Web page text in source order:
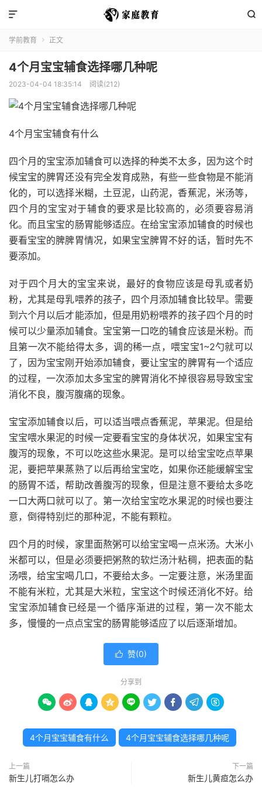


学前教育  正文
4个月宝宝辅食选择哪几种呢
2023-04-04 18:35:14 阅读(212)
4个月宝宝辅食有什么
四个月的宝宝添加辅食可以选择的种类不太多，因为这个时
候宝宝的脾胃还没有完全发育成熟，有些一些食物是不能消
化的，可以选择米糊，土豆泥，山药泥，香蕉泥，米汤等，
四个月的宝宝对于辅食的要求是比较高的，必须要容易消
化。而且宝宝的肠胃能够适应。在给宝宝添加辅食的时候也
要看宝宝的脾脾胃情况，如果宝宝脾胃不好的话，暂时先不
要添加。
对于四个月大的宝宝来说，最好的食物应该是母乳或者奶
粉，尤其是母乳喂养的孩子，四个月添加辅食比较早。需要
到六个月以后才能添加，但是用奶粉喂养的孩子四个月的时
候可以少量添加辅食。宝宝第一口吃的辅食应该是米粉。而
且第一次不能给得太多，调的稀一点，喂宝宝1~2勺就可以
了，因为宝宝刚开始添加辅食，要让宝宝的脾胃有一个适应
的过程，一次添加太多宝宝的脾胃消化不掉很容易导致宝宝
消化不良，腹泻腹痛的现象。
宝宝添加辅食以后，可以适当喂点香蕉泥，苹果泥。但是给
宝宝喂水果泥的时候一定要看宝宝的身体状况，如果宝宝有
腹泻的现象，不可以吃这些水果泥。是可以给宝宝吃点苹果
泥，要把苹果蒸熟了以后再给宝宝吃，如果你还能缓解宝宝
的肠胃不适，帮助改善腹泻的现象，但是注意不要给太多吃
一口大两口就可以了。第一次给宝宝吃水果泥的时候也要注
意，倒得特别烂的那种泥，不能有颗粒。
四个月的时候，家里面熬粥可以给宝宝喝一点米汤。大米小
米都可以，但是必须要把粥熬的软烂汤汁粘稠，把表面的黏
汤喂，给宝宝喝几口，不要给太多。一定要注意，米汤里面
不能有米粒，尤其是大米粒，宝宝这个时候还消化不好。给
宝宝添加辅食已经是一个循序渐进的过程，第一次不能太
多，慢慢的一点点宝宝的肠胃能够适应了以后逐渐增加。
 赞(0)
分享到
        
4个月宝宝辅食有什么 4个月宝宝辅食选择哪几种呢
上一篇
新生儿打嗝怎么办
下一篇
新生儿黄疸怎么办